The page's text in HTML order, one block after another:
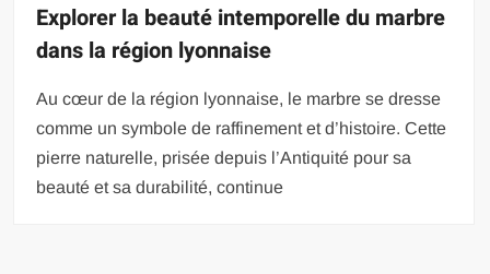
Explorer la beauté intemporelle du marbre
dans la région lyonnaise
Au cœur de la région lyonnaise, le marbre se dresse
comme un symbole de raffinement et d’histoire. Cette
pierre naturelle, prisée depuis l’Antiquité pour sa
beauté et sa durabilité, continue